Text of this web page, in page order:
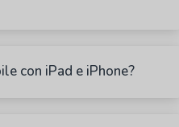
con iPad e iPhone?